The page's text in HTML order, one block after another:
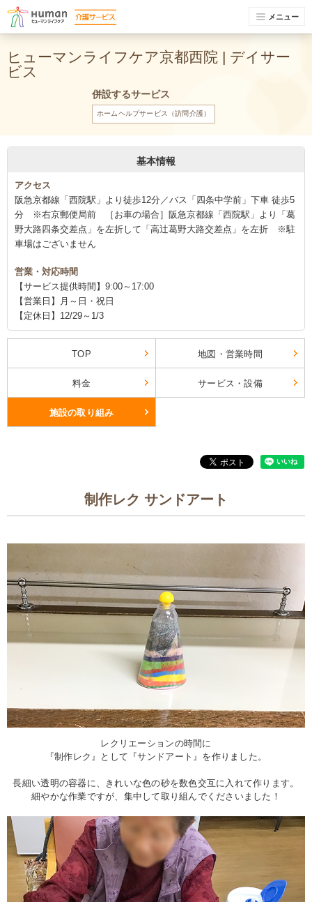
メニュー
ヒューマンライフケア京都西院 | デイサー
ビス
併設するサービス
ホームヘルプサービス（訪問介護）
基本情報
アクセス
阪急京都線「西院駅」より徒歩12分／バス「四条中学前」下車 徒歩5
分 ※右京郵便局前 ［お車の場合］阪急京都線「西院駅」より「葛
野大路四条交差点」を左折して「高辻葛野大路交差点」を左折 ※駐
車場はございません
営業・対応時間
【サービス提供時間】9:00～17:00
【営業日】月～日・祝日
【定休日】12/29～1/3
TOP 地図・営業時間
料金 サービス・設備
施設の取り組み
制作レク サンドアート
レクリエーションの時間に
『制作レク』として『サンドアート』を作りました。
長細い透明の容器に、きれいな色の砂を数色交互に入れて作ります。
細やかな作業ですが、集中して取り組んでくださいました！